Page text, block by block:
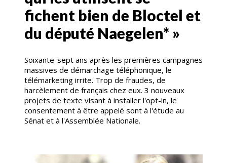
fichent bien de Bloctel et
du député Naegelen* »
Soixante-sept ans après les premières campagnes
massives de démarchage téléphonique, le
télémarketing irrite. Trop de fraudes, de
harcèlement de français chez eux. 3 nouveaux
projets de texte visant à installer l'opt-in, le
consentement à être appelé sont à l'étude au
Sénat et à l'Assemblée Nationale.